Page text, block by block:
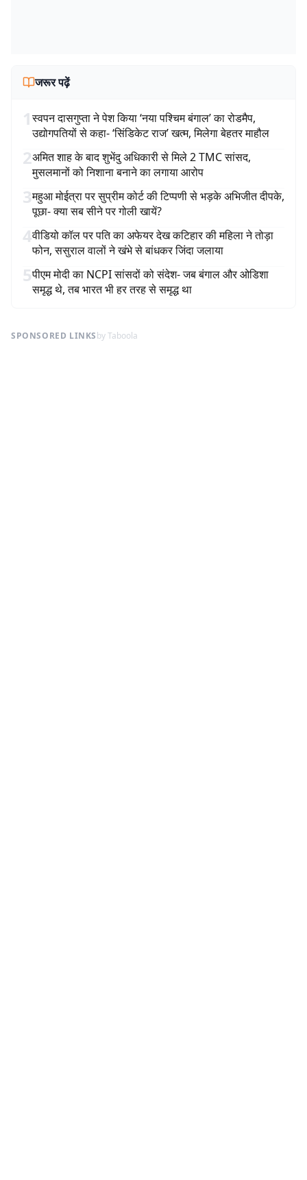
जरूर पढ़ें
1स्वपन दासगुप्ता ने पेश किया ‘नया पश्चिम बंगाल’ का रोडमैप,
उद्योगपतियों से कहा- ‘सिंडिकेट राज’ खत्म, मिलेगा बेहतर माहौल
2अमित शाह के बाद शुभेंदु अधिकारी से मिले 2 TMC सांसद,
मुसलमानों को निशाना बनाने का लगाया आरोप
3महुआ मोईत्रा पर सुप्रीम कोर्ट की टिप्पणी से भड़के अभिजीत दीपके,
पूछा- क्या सब सीने पर गोली खायें?
4वीडियो कॉल पर पति का अफेयर देख कटिहार की महिला ने तोड़ा
फोन, ससुराल वालों ने खंभे से बांधकर जिंदा जलाया
5पीएम मोदी का NCPI सांसदों को संदेश- जब बंगाल और ओडिशा
समृद्ध थे, तब भारत भी हर तरह से समृद्ध था
SPONSORED LINKSby Taboola